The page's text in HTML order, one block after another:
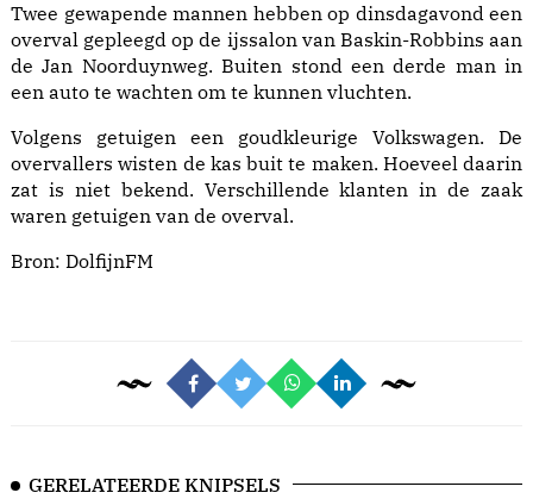
Twee gewapende mannen hebben op dinsdagavond een
overval gepleegd op de ijssalon van Baskin-Robbins aan
de Jan Noorduynweg. Buiten stond een derde man in
een auto te wachten om te kunnen vluchten.
Volgens getuigen een goudkleurige Volkswagen. De
overvallers wisten de kas buit te maken. Hoeveel daarin
zat is niet bekend. Verschillende klanten in de zaak
waren getuigen van de overval.
Bron: DolfijnFM
GERELATEERDE KNIPSELS